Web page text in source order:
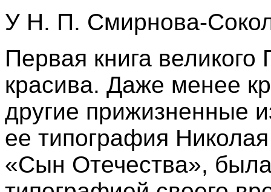
У Н. П. Смирнова-
Первая книга
красива. Даже менее
другие прижизненные
ее типография
«Сын Отечества»,